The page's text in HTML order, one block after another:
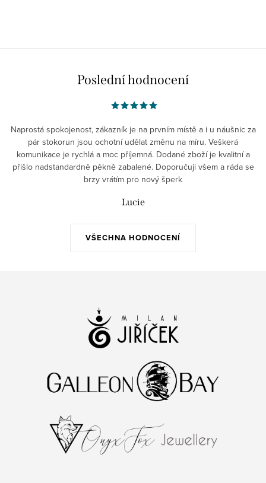
Poslední hodnocení
VŠECHNA HODNOCENÍ
Naprostá spokojenost, zákazník je na prvním místě a i u náušnic za
pár stokorun jsou ochotní udělat změnu na míru. Veškerá
komunikace je rychlá a moc příjemná. Dodané zboží je kvalitní a
přišlo nadstandardně pěkně zabalené. Doporučuji všem a ráda se
brzy vrátím pro nový šperk
Lucie